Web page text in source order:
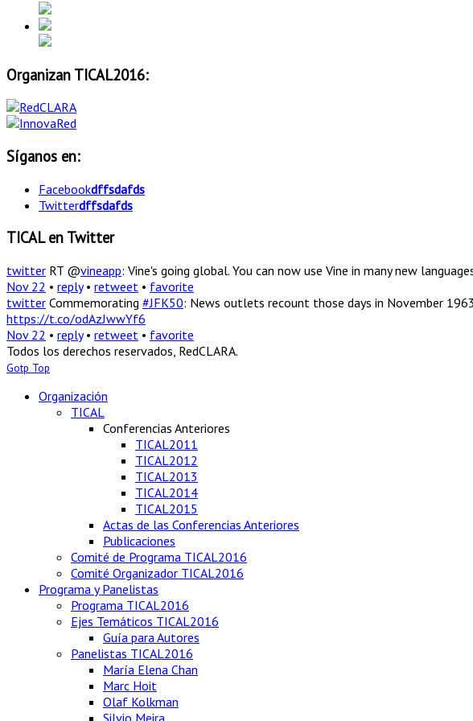
Organizan TICAL2016:
Síganos en:
Facebookdffsdafds
Twitterdffsdafds
TICAL en Twitter
twitter RT @vineapp: Vine's going global. You can now use Vine in many new
Nov 22 • reply• retweet • favorite
twitter Commemorating #JFK50: News outlets recount those days in November
https://t.co/odAzJwwYf6
Nov 22 • reply• retweet • favorite
Todos los derechos reservados, RedCLARA.
Gotp Top
Organización
TICAL
Conferencias Anteriores
TICAL2011
TICAL2012
TICAL2013
TICAL2014
TICAL2015
Actas de las Conferencias Anteriores
Publicaciones
Comité de Programa TICAL2016
Comité Organizador TICAL2016
Programa y Panelistas
Programa TICAL2016
Ejes Temáticos TICAL2016
Guía para Autores
Panelistas TICAL2016
María Elena Chan
Marc Hoit
Olaf Kolkman